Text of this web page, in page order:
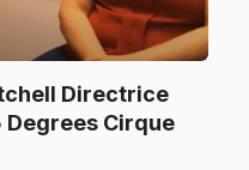
Directrice
Cirque